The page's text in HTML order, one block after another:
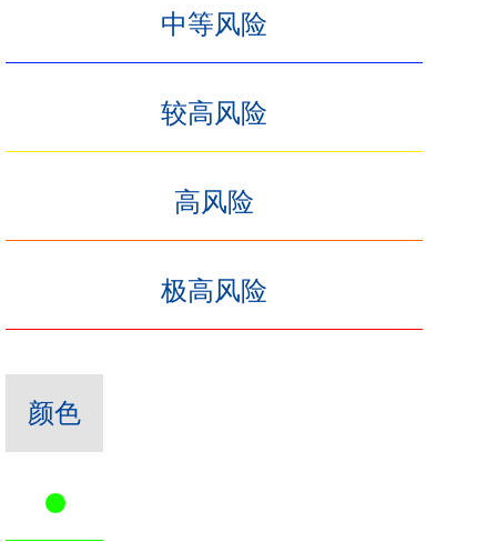
中等风险
较高风险
高风险
极高风险
颜色